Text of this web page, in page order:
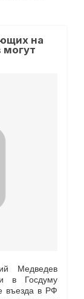
на
могут
Медведев
в Госдуму
въезда в РФ